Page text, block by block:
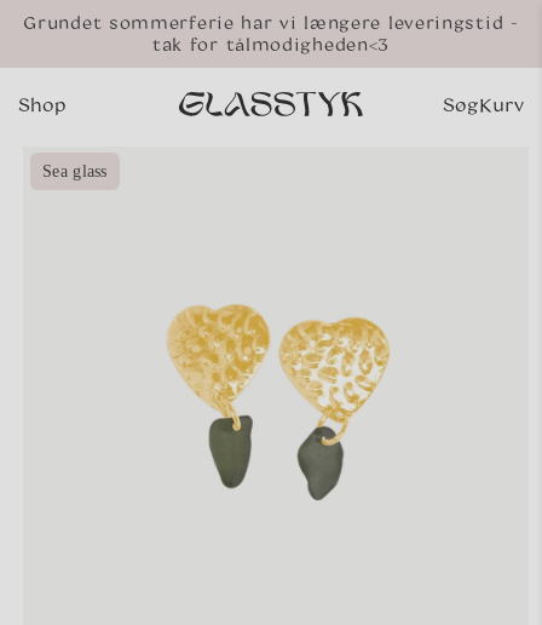
Gå til
Grundet sommerferie har vi længere leveringstid -
tak for tålmodigheden<3
Shop SøgKurv
Sea glass